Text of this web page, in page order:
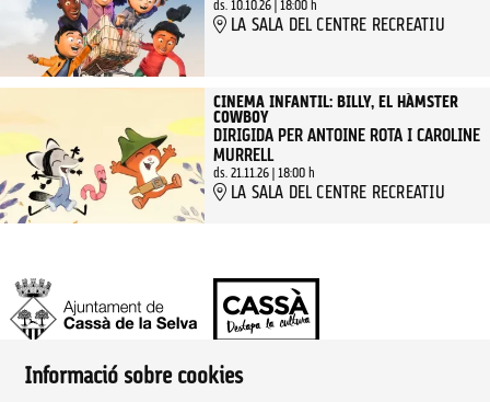
ds. 10.10.26| 18:00 h
LA SALA DEL CENTRE RECREATIU
CINEMA INFANTIL: BILLY, EL HÀMSTER
COWBOY
DIRIGIDA PER ANTOINE ROTA I CAROLINE
MURRELL
ds. 21.11.26| 18:00 h
LA SALA DEL CENTRE RECREATIU
Informació sobre cookies